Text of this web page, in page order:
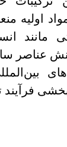
اولیه
مانند
عناصر
فرآیند